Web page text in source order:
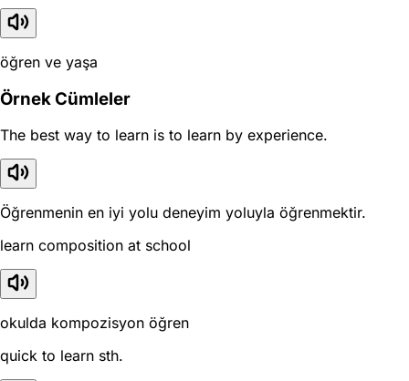
öğren ve yaşa
Örnek Cümleler
The best way to learn is to learn by experience.
Öğrenmenin en iyi yolu deneyim yoluyla öğrenmektir.
learn composition at school
okulda kompozisyon öğren
quick to learn sth.